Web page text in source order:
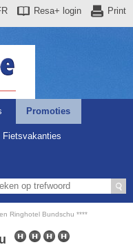
Print
Resa+ login
Promoties
Fietsvakanties
Ringhotel Bundschu ****